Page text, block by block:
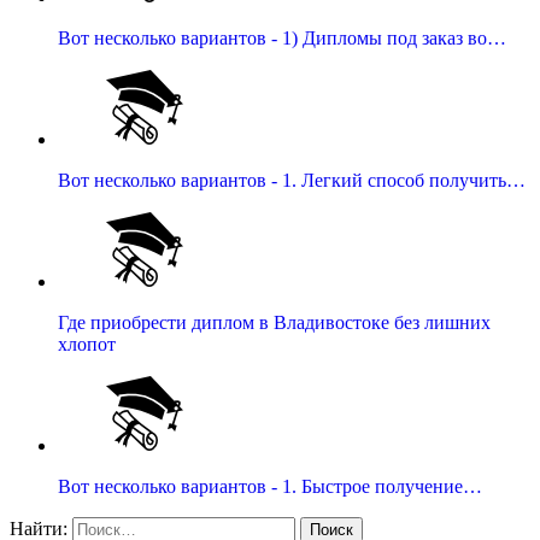
Вот несколько вариантов - 1) Дипломы под заказ во…
Вот несколько вариантов - 1. Легкий способ получить…
Где приобрести диплом в Владивостоке без лишних
хлопот
Вот несколько вариантов - 1. Быстрое получение…
Найти: